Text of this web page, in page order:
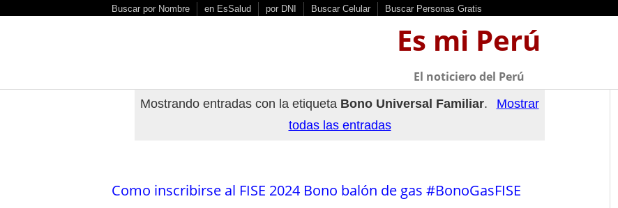
Buscar por Nombre en EsSalud por DNI Buscar Celular Buscar Personas Gratis
Es mi Perú
El noticiero del Perú
Mostrando entradas con la etiqueta Bono Universal Familiar.
Mostrar
todas las entradas
Como inscribirse al FISE 2024 Bono balón de gas #BonoGasFISE